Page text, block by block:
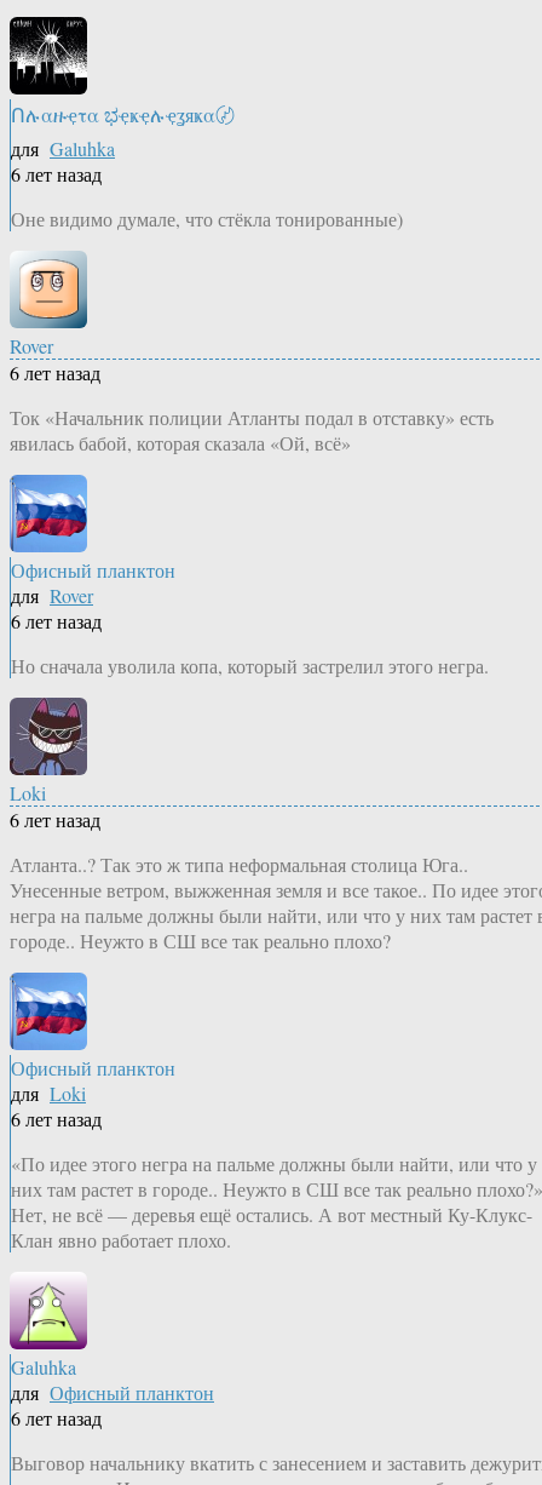
Ոሉαዙҿτα ಭҿҝҿሉҿʓяҝα〄
для Galuhka
6 лет назад
Оне видимо думале, что стёкла тонированные)
Rover
6 лет назад
Ток «Начальник полиции Атланты подал в отставку» есть
явилась бабой, которая сказала «Ой, всё»
Офисный планктон
для Rover
6 лет назад
Но сначала уволила копа, который застрелил этого негра.
Loki
6 лет назад
Атланта..? Так это ж типа неформальная столица Юга..
Унесенные ветром, выжженная земля и все такое.. По идее
негра на пальме должны были найти, или что у них там растет
городе.. Неужто в СШ все так реально плохо?
Офисный планктон
для Loki
6 лет назад
«По идее этого негра на пальме должны были найти, или что у
них там растет в городе.. Неужто в СШ все так реально плохо?»
Нет, не всё — деревья ещё остались. А вот местный Ку-Клукс-
Клан явно работает плохо.
Galuhka
для Офисный планктон
6 лет назад
Выговор начальнику вкатить с занесением и заставить